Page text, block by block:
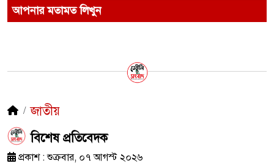
আপনার মতামত লিখুন
জাতীয়
​বিশেষ প্রতিবেদক
প্রকাশ : শুক্রবার, ০৭ আগস্ট ২০২৬